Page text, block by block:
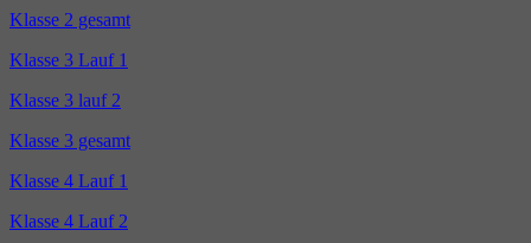
Klasse 2 gesamt
Klasse 3 Lauf 1
Klasse 3 lauf 2
Klasse 3 gesamt
Klasse 4 Lauf 1
Klasse 4 Lauf 2